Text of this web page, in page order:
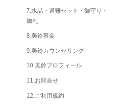
7.水晶・避難セット・御守り・
御札
8.美鈴募金
9.美鈴カウンセリング
10.美鈴プロフィール
11.お問合せ
12.ご利用規約